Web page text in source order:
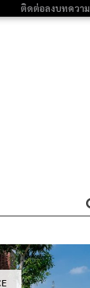
ติดต่อลงบทความ